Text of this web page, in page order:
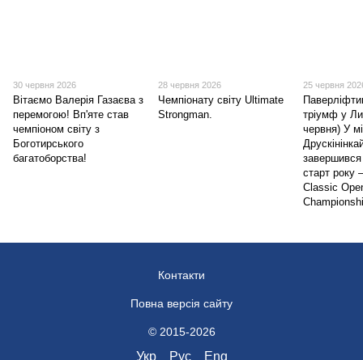
30 червня 2026
Вітаємо Валерія Газаєва з
перемогою! Вп'яте став
чемпіоном світу з
Боготирського
багатоборства!
28 червня 2026
Чемпіонату світу Ultimate
Strongman.
25 червня
тріумф у
червня) У
старт року
Classic
Контакти
Повна версія сайту
© 2015-2026
Укр Рус Eng